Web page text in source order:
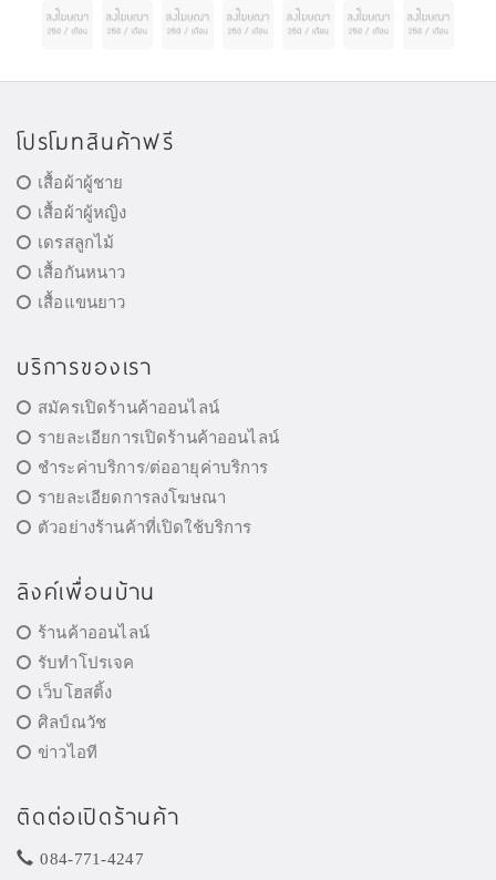
โปรโมทสินค้าฟรี
เสื้อผ้าผู้ชาย
เสื้อผ้าผู้หญิง
เดรสลูกไม้
เสื้อกันหนาว
เสื้อแขนยาว
บริการของเรา
สมัครเปิดร้านค้าออนไลน์
รายละเอียการเปิดร้านค้าออนไลน์
ชำระค่าบริการ/ต่ออายุค่าบริการ
รายละเอียดการลงโฆษณา
ตัวอย่างร้านค้าที่เปิดใช้บริการ
ลิงค์เพื่อนบ้าน
ร้านค้าออนไลน์
รับทำโปรเจค
เว็บโฮสติ้ง
ศิลป์ณวัช
ข่าวไอที
ติดต่อเปิดร้านค้า
084-771-4247